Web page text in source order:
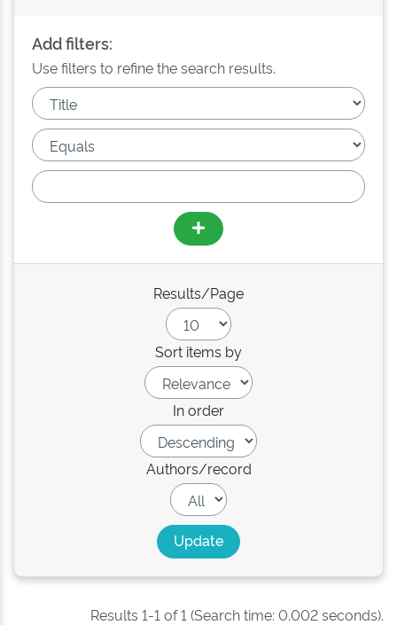
Add filters:
Use filters to refine the search results.
Results/Page
Sort items by
In order
Authors/record
Results 1-1 of 1 (Search time: 0.002 seconds).